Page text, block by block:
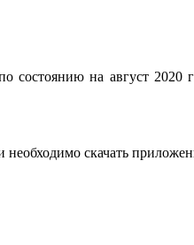
состоянию на август 2020
необходимо скачать